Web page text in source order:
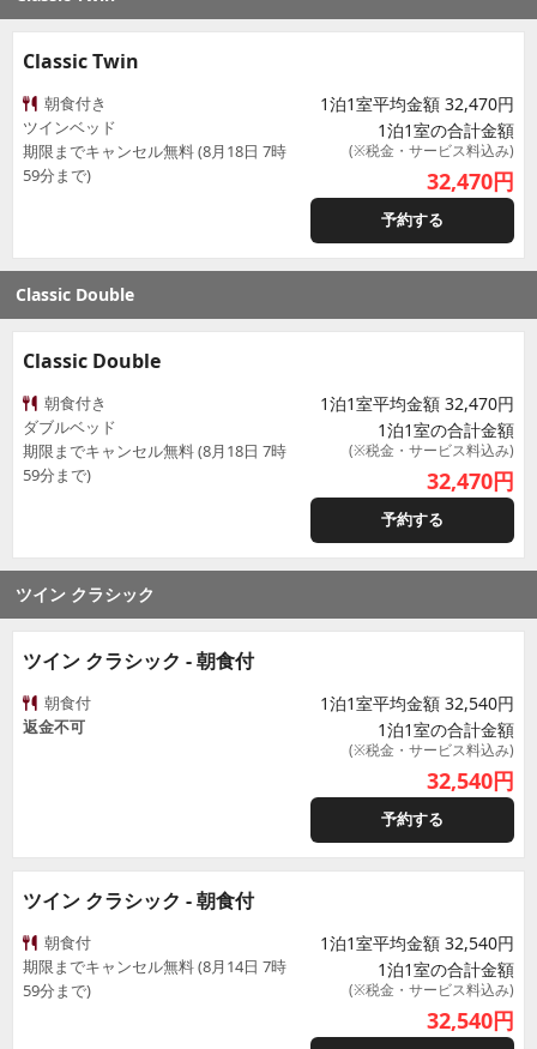
Classic Twin
朝食付き
ツインベッド
期限までキャンセル無料 (8月18日 7時
59分まで)
1泊1室平均金額 32,470円
1泊1室の合計金額
(※税金・サービス料込み)
32,470円
予約する
Classic Double
Classic Double
朝食付き
ダブルベッド
期限までキャンセル無料 (8月18日 7時
59分まで)
1泊1室平均金額 32,470円
1泊1室の合計金額
(※税金・サービス料込み)
32,470円
予約する
ツイン クラシック
ツイン クラシック - 朝食付
朝食付
返金不可
1泊1室平均金額 32,540円
1泊1室の合計金額
(※税金・サービス料込み)
32,540円
予約する
ツイン クラシック - 朝食付
朝食付
期限までキャンセル無料 (8月14日 7時
59分まで)
1泊1室平均金額 32,540円
1泊1室の合計金額
(※税金・サービス料込み)
32,540円